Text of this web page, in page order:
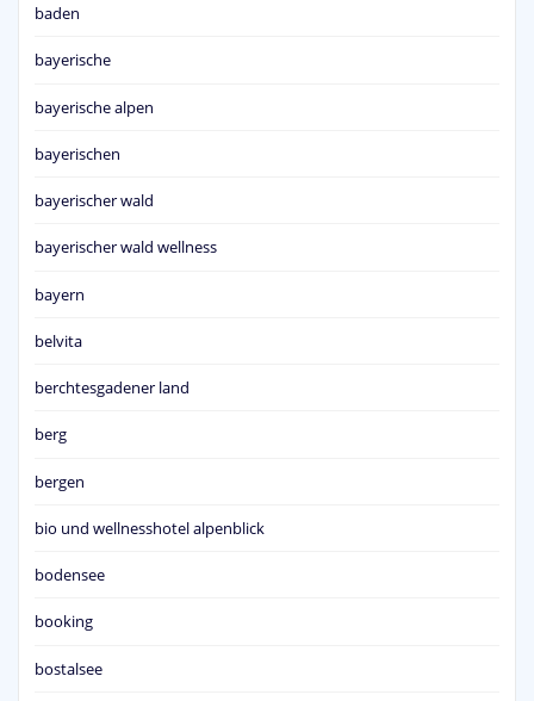
baden
bayerische
bayerische alpen
bayerischen
bayerischer wald
bayerischer wald wellness
bayern
belvita
berchtesgadener land
berg
bergen
bio und wellnesshotel alpenblick
bodensee
booking
bostalsee